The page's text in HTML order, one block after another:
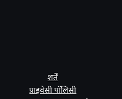
शर्तें
प्राइवेसी पॉलिसी